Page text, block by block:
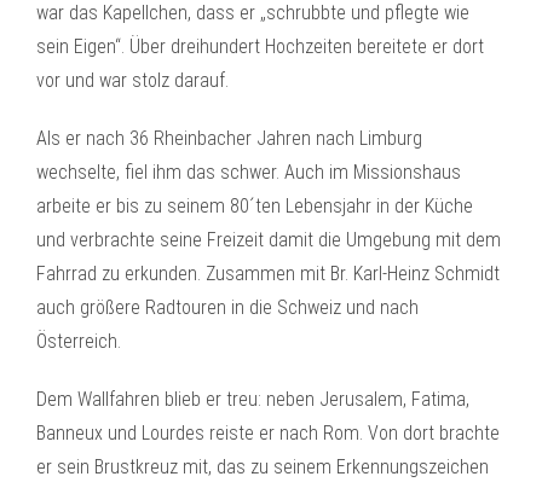
war das Kapellchen, dass er „schrubbte und pflegte wie
sein Eigen“. Über dreihundert Hochzeiten bereitete er dort
vor und war stolz darauf.
Als er nach 36 Rheinbacher Jahren nach Limburg
wechselte, fiel ihm das schwer. Auch im Missionshaus
arbeite er bis zu seinem 80´ten Lebensjahr in der Küche
und verbrachte seine Freizeit damit die Umgebung mit dem
Fahrrad zu erkunden. Zusammen mit Br. Karl-Heinz Schmidt
auch größere Radtouren in die Schweiz und nach
Österreich.
Dem Wallfahren blieb er treu: neben Jerusalem, Fatima,
Banneux und Lourdes reiste er nach Rom. Von dort brachte
er sein Brustkreuz mit, das zu seinem Erkennungszeichen